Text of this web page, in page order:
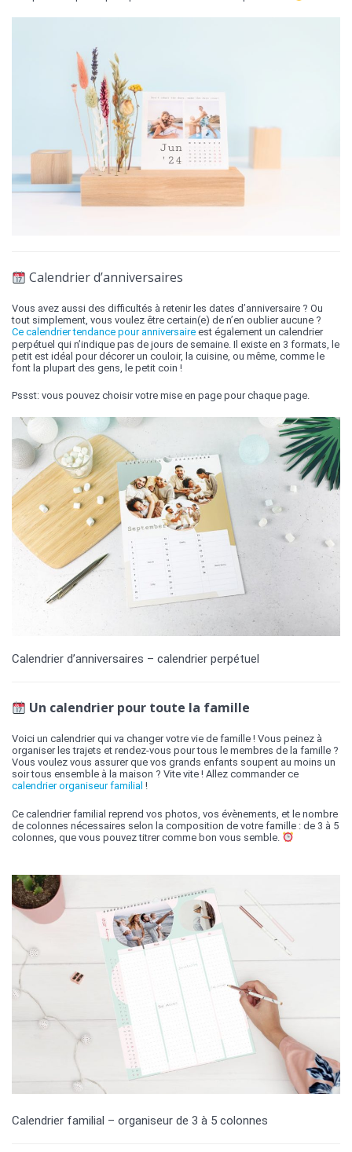
Calendrier d’anniversaires
Vous avez aussi des difficultés à retenir les dates d’anniversaire ? Ou
tout simplement, vous voulez être certain(e) de n’en oublier aucune ?
Ce calendrier tendance pour anniversaire est également un calendrier
perpétuel qui n’indique pas de jours de semaine. Il existe en 3 formats, le
petit est idéal pour décorer un couloir, la cuisine, ou même, comme le
font la plupart des gens, le petit coin !
Pssst: vous pouvez choisir votre mise en page pour chaque page.
Calendrier d’anniversaires – calendrier perpétuel
Un calendrier pour toute la famille
Voici un calendrier qui va changer votre vie de famille ! Vous peinez à
organiser les trajets et rendez-vous pour tous le membres de la famille ?
Vous voulez vous assurer que vos grands enfants soupent au moins un
soir tous ensemble à la maison ? Vite vite ! Allez commander ce
calendrier organiseur familial !
Ce calendrier familial reprend vos photos, vos évènements, et le nombre
de colonnes nécessaires selon la composition de votre famille : de 3 à 5
colonnes, que vous pouvez titrer comme bon vous semble.
Calendrier familial – organiseur de 3 à 5 colonnes